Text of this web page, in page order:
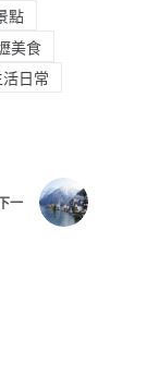
點
美食
活日常
下一